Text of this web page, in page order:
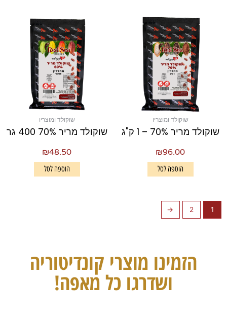
שוקולד ומוצריו
שוקולד מריר 70% – 1 ק"ג
₪96.00
הוספה לסל
שוקולד ומוצריו
שוקולד מריר 70% 400 גר
₪48.50
הוספה לסל
1
2
←
הזמינו מוצרי קונדיטוריה
ושדרגו כל מאפה!